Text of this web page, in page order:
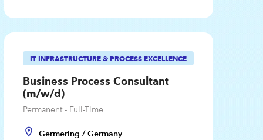
IT INFRASTRUCTURE & PROCESS EXCELLENCE
Business Process Consultant
(m/w/d)
Permanent - Full-Time
Germering / Germany